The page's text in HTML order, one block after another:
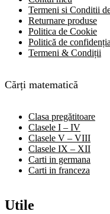
Termeni si Conditii
Returnare produse
Politica de Cookie
Politică de
Termeni & Condiții
Cărți matematică
Clasa pregătitoare
Clasele I – IV
Clasele V – VIII
Clasele IX – XII
Carti in germana
Carti in franceza
Utile